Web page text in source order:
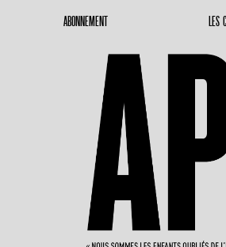
ABONNEMENT LES